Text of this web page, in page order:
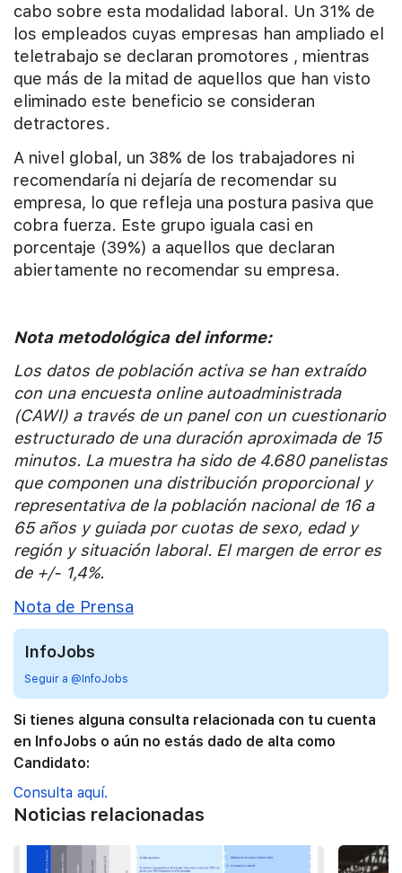
cabo sobre esta modalidad laboral. Un 31% de
los empleados cuyas empresas han ampliado el
teletrabajo se declaran promotores , mientras
que más de la mitad de aquellos que han visto
eliminado este beneficio se consideran
detractores.
A nivel global, un 38% de los trabajadores ni
recomendaría ni dejaría de recomendar su
empresa, lo que refleja una postura pasiva que
cobra fuerza. Este grupo iguala casi en
porcentaje (39%) a aquellos que declaran
abiertamente no recomendar su empresa.
Nota metodológica del informe:
Los datos de población activa se han extraído
con una encuesta online autoadministrada
(CAWI) a través de un panel con un cuestionario
estructurado de una duración aproximada de 15
minutos. La muestra ha sido de 4.680 panelistas
que componen una distribución proporcional y
representativa de la población nacional de 16 a
65 años y guiada por cuotas de sexo, edad y
región y situación laboral. El margen de error es
de +/- 1,4%.
Nota de Prensa
InfoJobs
Seguir a @InfoJobs
Si tienes alguna consulta relacionada con tu cuenta
en InfoJobs o aún no estás dado de alta como
Candidato:
Consulta aquí.
Noticias relacionadas